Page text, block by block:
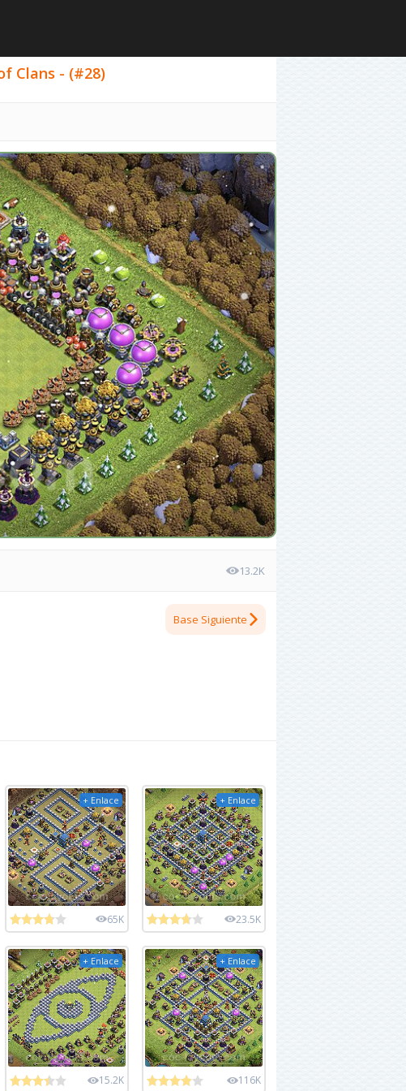
Clans - (#28)
13.2K
Base Siguiente
+ Enlace
65K
+ Enlace
23.5K
+ Enlace
15.2K
+ Enlace
116K